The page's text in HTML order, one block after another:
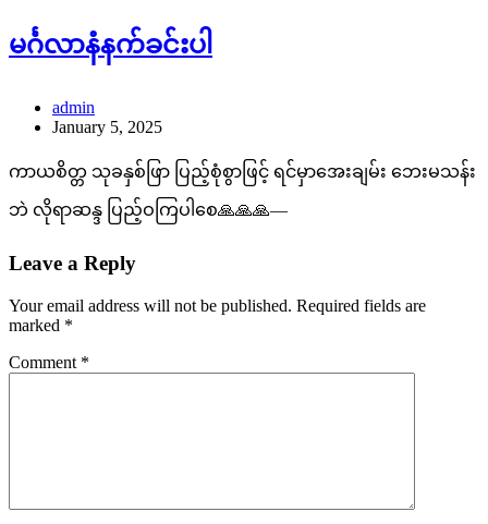
မင်္ဂလာနံနက်ခင်းပါ
admin
January 5, 2025
ကာယစိတ္တ သုခနှစ်ဖြာ ပြည့်စုံစွာဖြင့် ရင်မှာအေးချမ်း ဘေးမသန်း
ဘဲ လိုရာဆန္ဒ ပြည့်ဝကြပါစေ🙏🙏🙏—
Leave a Reply
Your email address will not be published. Required fields are
marked *
Comment *